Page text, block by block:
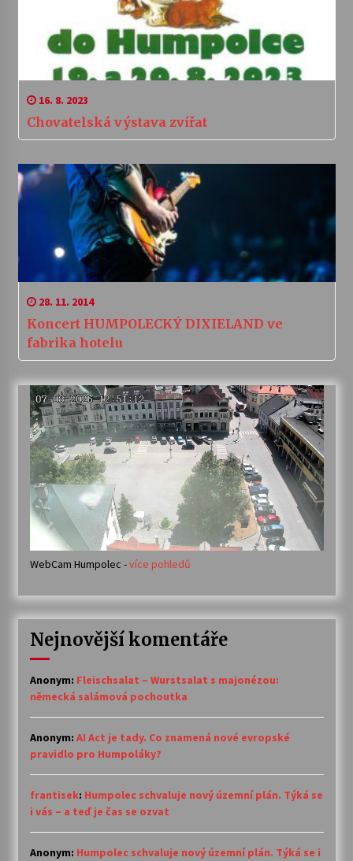
16. 8. 2023
Chovatelská výstava zvířat
28. 11. 2014
Koncert HUMPOLECKÝ DIXIELAND ve
fabrika hotelu
WebCam Humpolec -více pohledů
Nejnovější komentáře
Anonym: Fleischsalat – Wurstsalat s majonézou:
německá salámová pochoutka
Anonym: AI Act je tady. Co znamená nové evropské
pravidlo pro Humpoláky?
frantisek: Humpolec schvaluje nový územní plán. Týká se
i vás – a teď je čas se ozvat
Anonym: Humpolec schvaluje nový územní plán. Týká se i